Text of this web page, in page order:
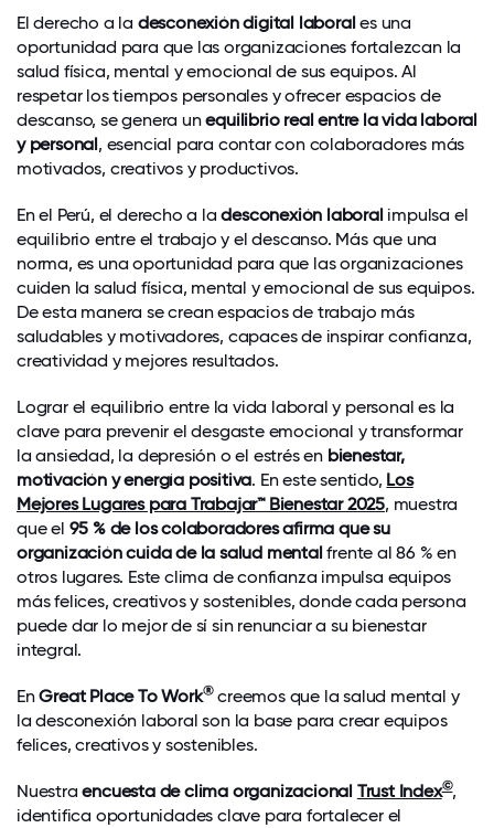
El derecho a la desconexión digital laboral es una
oportunidad para que las organizaciones fortalezcan la
salud física, mental y emocional de sus equipos. Al
respetar los tiempos personales y ofrecer espacios de
descanso, se genera unequilibrio real entre la vida laboral
y personal, esencial para contar con colaboradores más
motivados, creativos y productivos.
En el Perú, el derecho a ladesconexión laboral impulsa el
equilibrio entre el trabajo y el descanso. Más que una
norma, es una oportunidad para que las organizaciones
cuiden la salud física, mental y emocional de sus equipos.
De esta manera se crean espacios de trabajo más
saludables y motivadores, capaces de inspirar confianza,
creatividad y mejores resultados.
Lograr el equilibrio entre la vida laboral y personal es la
clave para prevenir el desgaste emocional y transformar
la ansiedad, la depresión o el estrés en bienestar,
motivación y energía positiva. En este sentido, Los
Mejores Lugares para Trabajar™ Bienestar 2025, muestra
que el 95 % de los colaboradores afirma que su
organización cuida de la salud mental frente al 86 % en
otros lugares. Este clima de confianza impulsa equipos
más felices, creativos y sostenibles, donde cada persona
puede dar lo mejor de sí sin renunciar a su bienestar
integral.
EnGreat Place To Work®creemos que la salud mental y
la desconexión laboral son la base para crear equipos
felices, creativos y sostenibles.
Nuestraencuesta de clima organizacional Trust Index©,
identifica oportunidades clave para fortalecer el